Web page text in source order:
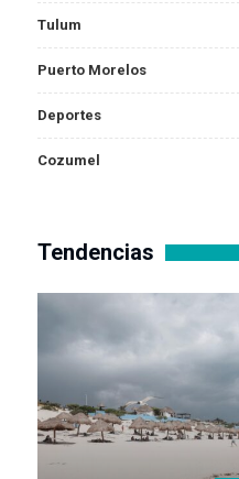
Tulum
Puerto Morelos
Deportes
Cozumel
Tendencias